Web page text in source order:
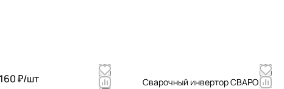
₽/шт
Сварочный инвертор СВАРОГ